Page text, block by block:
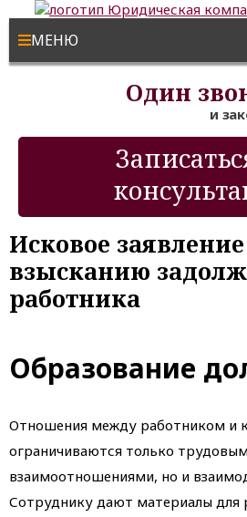
МЕНЮ
Один
и
Исковое
взысканию
работника
Образование
Отношения между работником и
ограничиваются только
взаимоотношениями, но и
Сотруднику дают материалы для